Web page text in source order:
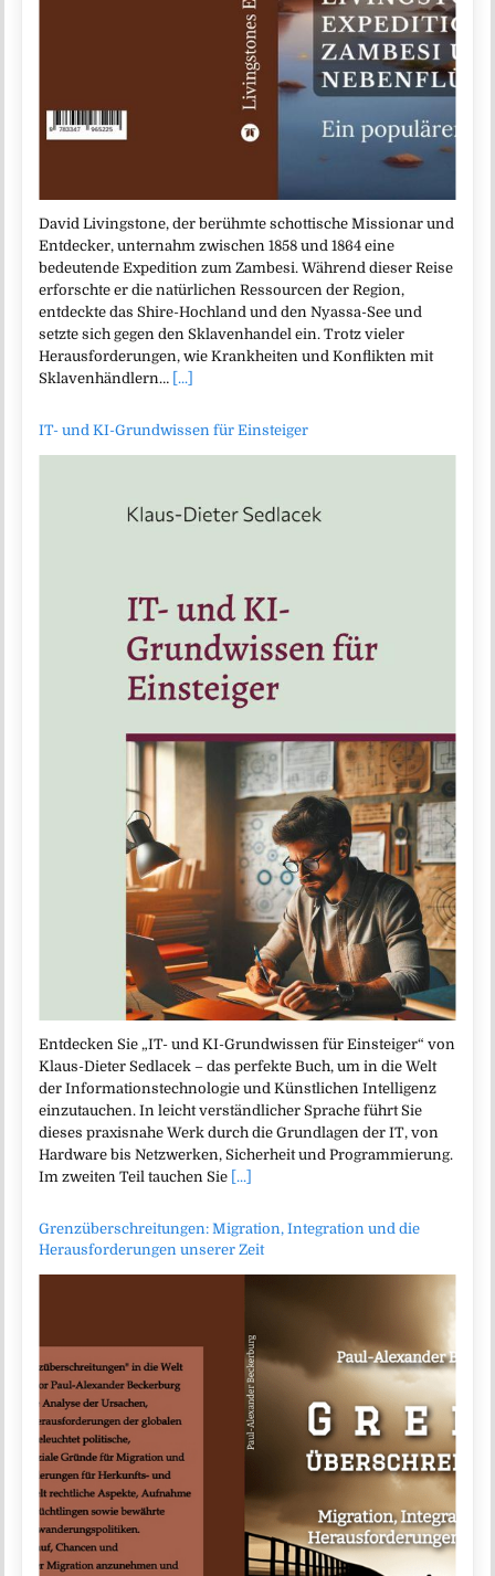
David Livingstone, der berühmte schottische Missionar und
Entdecker, unternahm zwischen 1858 und 1864 eine
bedeutende Expedition zum Zambesi. Während dieser Reise
erforschte er die natürlichen Ressourcen der Region,
entdeckte das Shire-Hochland und den Nyassa-See und
setzte sich gegen den Sklavenhandel ein. Trotz vieler
Herausforderungen, wie Krankheiten und Konflikten mit
Sklavenhändlern… [...]
IT- und KI-Grundwissen für Einsteiger
Entdecken Sie „IT- und KI-Grundwissen für Einsteiger“ von
Klaus-Dieter Sedlacek – das perfekte Buch, um in die Welt
der Informationstechnologie und Künstlichen Intelligenz
einzutauchen. In leicht verständlicher Sprache führt Sie
dieses praxisnahe Werk durch die Grundlagen der IT, von
Hardware bis Netzwerken, Sicherheit und Programmierung.
Im zweiten Teil tauchen Sie [...]
Grenzüberschreitungen: Migration, Integration und die
Herausforderungen unserer Zeit